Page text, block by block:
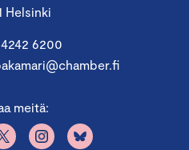
Helsinki
6200
meitä: